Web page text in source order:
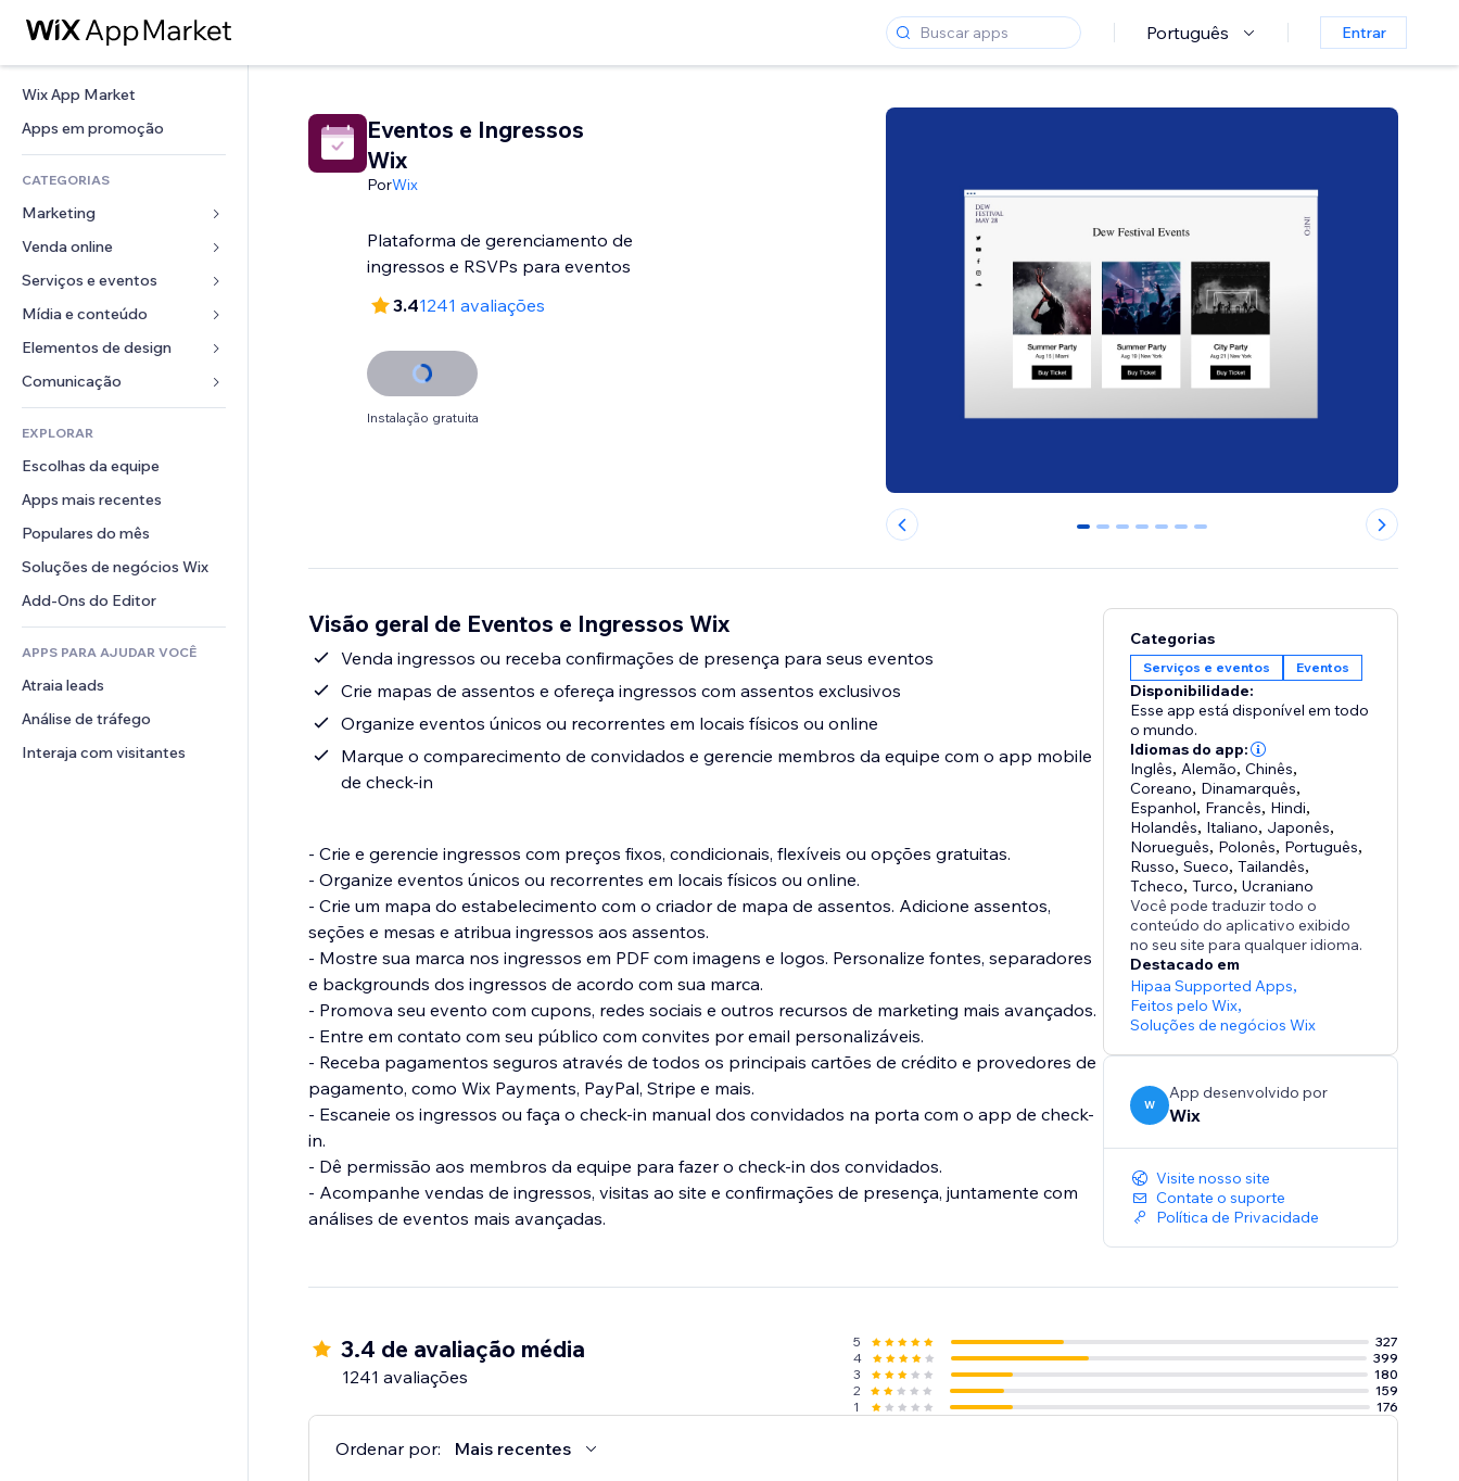
Português Entrar
Wix App Market
Apps em promoção
CATEGORIAS
Marketing
Anúncios
Mobile
Análises
Listas do site
Email
Venda online
Apps para lojas
Frete e entrega
Botões de venda
Contabilidade
Cupons e fidelidade
Soluções de armazenamento
Serviços e eventos
Hotéis
Eventos
Restaurantes
Imobiliária
Meus agendamentos
Mídia e conteúdo
Galeria
Músicas
Podcasts
Fotografia
Vídeo
PDF
Compartilhamento de arquivos
Notícias
Elementos de design
Mapas e navegação
Privacidade e segurança
Relógio
Templates de página
Efeitos de imagem
Botões e menus
Banners e selos
Calculadoras
Busca
Previsão do tempo
Tabelas e gráficos
Formulários
Enquetes
Chat
Comentários
Telefone
Comunidade
Avaliações e depoimentos
CRM
EXPLORAR
Escolhas da equipe
Apps mais recentes
Populares do mês
Soluções de negócios Wix
Add-Ons do Editor
APPS PARA AJUDAR VOCÊ
Atraia leads
Análise de tráfego
Interaja com visitantes
Eventos e Ingressos
Wix
PorWix
Plataforma de gerenciamento de
ingressos e RSVPs para eventos
3.41241 avaliações
Instalação gratuita
0 1 2 3 4 5 6
Visão geral de Eventos e Ingressos Wix
Venda ingressos ou receba confirmações de presença para seus eventos
Crie mapas de assentos e ofereça ingressos com assentos exclusivos
Organize eventos únicos ou recorrentes em locais físicos ou online
Marque o comparecimento de convidados e gerencie membros da equipe com o app mobile
de check-in
- Crie e gerencie ingressos com preços fixos, condicionais, flexíveis ou opções gratuitas.
- Organize eventos únicos ou recorrentes em locais físicos ou online.
- Crie um mapa do estabelecimento com o criador de mapa de assentos. Adicione assentos,
seções e mesas e atribua ingressos aos assentos.
- Mostre sua marca nos ingressos em PDF com imagens e logos. Personalize fontes, separadores
e backgrounds dos ingressos de acordo com sua marca.
- Promova seu evento com cupons, redes sociais e outros recursos de marketing mais avançados.
- Entre em contato com seu público com convites por email personalizáveis.
- Receba pagamentos seguros através de todos os principais cartões de crédito e provedores de
pagamento, como Wix Payments, PayPal, Stripe e mais.
- Escaneie os ingressos ou faça o check-in manual dos convidados na porta com o app de check-
in.
- Dê permissão aos membros da equipe para fazer o check-in dos convidados.
- Acompanhe vendas de ingressos, visitas ao site e confirmações de presença, juntamente com
análises de eventos mais avançadas.
Categorias
Serviços e eventos Eventos
Disponibilidade:
Esse app está disponível em todo
o mundo.
Idiomas do app:
Inglês, Alemão,Chinês,
Coreano, Dinamarquês,
Espanhol, Francês, Hindi,
Holandês, Italiano, Japonês,
Norueguês, Polonês, Português,
Russo,Sueco,Tailandês,
Tcheco,Turco,Ucraniano
Você pode traduzir todo o
conteúdo do aplicativo exibido
no seu site para qualquer idioma.
Destacado em
Hipaa Supported Apps,
Feitos pelo Wix,
Soluções de negócios Wix
W
App desenvolvido por
Wix
Visite nosso site
Contate o suporte
Política de Privacidade
3.4 de avaliação média
1241 avaliações
5
327
4
399
3
180
2
159
1
176
Ordenar por: Mais recentes